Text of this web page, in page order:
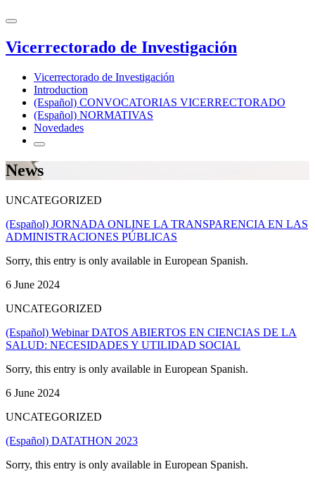
Vicerrectorado de Investigación
Vicerrectorado de Investigación
Introduction
(Español) CONVOCATORIAS VICERRECTORADO
(Español) NORMATIVAS
Novedades
News
UNCATEGORIZED
(Español) JORNADA ONLINE LA TRANSPARENCIA EN LAS
ADMINISTRACIONES PÚBLICAS
Sorry, this entry is only available in European Spanish.
6 June 2024
UNCATEGORIZED
(Español) Webinar DATOS ABIERTOS EN CIENCIAS DE LA
SALUD: NECESIDADES Y UTILIDAD SOCIAL
Sorry, this entry is only available in European Spanish.
6 June 2024
UNCATEGORIZED
(Español) DATATHON 2023
Sorry, this entry is only available in European Spanish.